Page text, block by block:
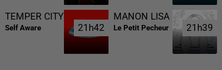
TEMPER CITY
Self Aware 21h42
21h42
MANON LISA
Le Petit Pecheur 21h39
21h39